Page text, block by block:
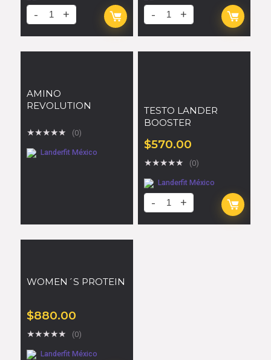
AMINO
REVOLUTION
★★★★★ (0)
Landerfit México
TESTO LANDER
BOOSTER
$570.00
★★★★★ (0)
Landerfit México
WOMEN´S PROTEIN
$880.00
★★★★★ (0)
Landerfit México